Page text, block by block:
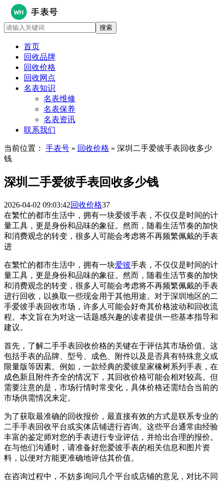
首页
回收品牌
回收价格
回收网点
名表知识
名表维修
名表保养
名表资讯
联系我们
当前位置： 手表号 » 回收价格 » 深圳二手爱彼手表回收多少
钱
深圳二手爱彼手表回收多少钱
2026-04-02 09:03:42回收价格37
在繁忙的都市生活中，拥有一块爱彼手表，不仅仅是时间的计
量工具，更是身份和品味的象征。然而，随着生活节奏的加快
和消费观念的转变，很多人可能会考虑将不再频繁佩戴的手表
进
在繁忙的都市生活中，拥有一块爱彼手表，不仅仅是时间的计
量工具，更是身份和品味的象征。然而，随着生活节奏的加快
和消费观念的转变，很多人可能会考虑将不再频繁佩戴的手表
进行回收，以换取一些现金用于其他用途。对于深圳地区的二
手爱彼手表回收市场，许多人可能会好奇其价格波动和回收流
程。本文旨在为对这一话题感兴趣的读者提供一些基本指导和
建议。
首先，了解二手手表回收价格的关键在于评估其市场价值。这
包括手表的品牌、型号、成色、附件以及是否具有特殊意义或
限量版等因素。例如，一款经典的爱彼皇家橡树系列手表，在
成色新且附件齐全的情况下，其回收价格可能会相对较高。但
需要注意的是，市场行情时常变化，具体价格还需结合当前的
市场供需情况来定。
为了获取最准确的回收报价，最直接有效的方式是联系专业的
二手手表回收平台或实体店铺进行咨询。这些平台通常由经验
丰富的鉴定师对您的手表进行专业评估，并给出合理的报价。
在与他们沟通时，请准备好您爱彼手表的相关信息和图片资
料，以便对方能更准确地评估其价值。
在咨询过程中，不妨多询问几个平台或店铺的意见，对比不同